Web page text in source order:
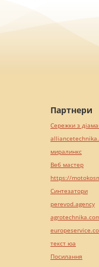
Партнери
Сережки з
миралинкс
Веб мастер
https://
Синтезатори
perevod.agency
текст юа
Посилання